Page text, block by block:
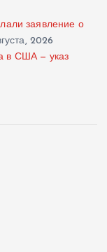
заявление о
2026
в США — указ